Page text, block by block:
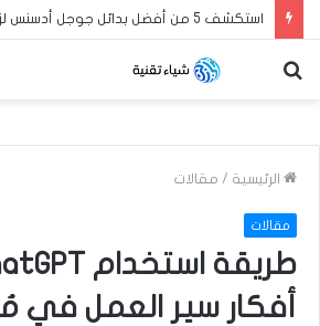
الرئيسية / مقالات
مقالات
أفكار سير العمل في